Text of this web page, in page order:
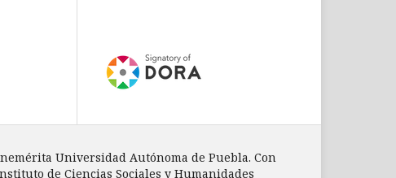
Universidad Autónoma de Puebla. Con
de Ciencias Sociales y Humanidades